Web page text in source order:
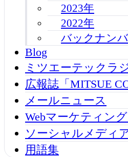
2023年
2022年
バックナン
Blog
ミツエーテックラ
広報誌「MITSUE
メールニュース
Webマーケティン
ソーシャルメディ
用語集